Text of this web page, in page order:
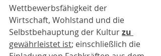
Wettbewerbsfähigkeit der
Wirtschaft, Wohlstand und die
Selbstbehauptung der Kulturzu
gewährleistet ist; einschließlich die